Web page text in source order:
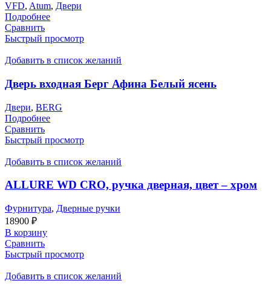
VFD, Atum, Двери
Подробнее
Сравнить
Быстрый просмотр
Добавить в список желаний
Дверь входная Берг Афина Белый ясень
Двери, BERG
Подробнее
Сравнить
Быстрый просмотр
Добавить в список желаний
ALLURE WD CRO, ручка дверная, цвет – хром
Фурнитура, Дверные ручки
18900 ₽
В корзину
Сравнить
Быстрый просмотр
Добавить в список желаний